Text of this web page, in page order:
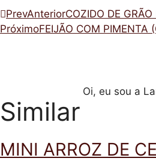
PrevAnteriorCOZIDO DE
PróximoFEIJÃO COM PIMENTA
Oi, eu sou a
Similar
MINI ARROZ DE